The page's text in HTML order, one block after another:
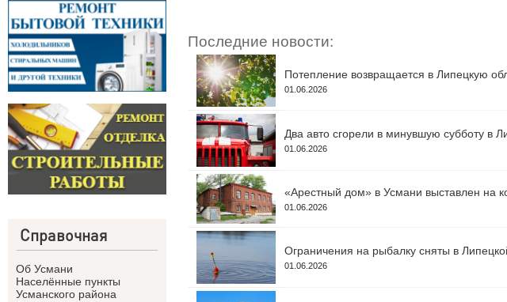
Справочная
Об Усмани
Населённые пункты
Усманского района
Последние новости:
Потепление возвращается в Липецкую
01.06.2026
Два авто сгорели в минувшую субботу в
01.06.2026
«Арестный дом» в Усмани выставлен на
01.06.2026
Ограничения на рыбалку сняты в
01.06.2026